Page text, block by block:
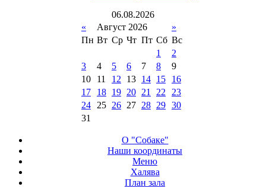
06.08.2026
«
Август 2026
»
Пн Вт Ср Чт Пт Сб Вс
1
2
3
4 5 6 7 8
9
10
11 12 13 14 15
16
17
18 19 20 21 22
23
24
25 26 27 28 29 30
31
О "Собаке"
Наши координаты
Меню
Халява
План зала